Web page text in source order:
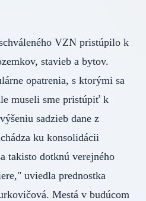
VZN pristúpilo k
stavieb a bytov.
opatrenia, s ktorými sa
museli sme pristúpiť k
sadzieb dane z
ku konsolidácii
takisto dotknú verejného
uviedla prednostka
Mestá v budúcom